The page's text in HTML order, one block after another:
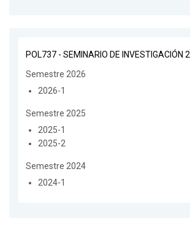
POL737 - SEMINARIO DE INVESTIGACIÓN 2
Semestre 2026
2026-1
Semestre 2025
2025-1
2025-2
Semestre 2024
2024-1